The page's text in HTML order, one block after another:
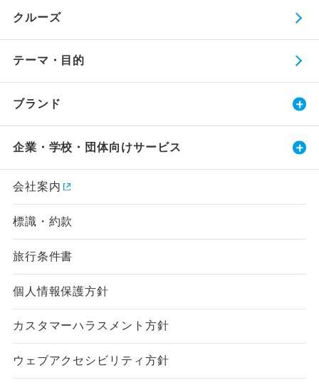
クルーズ
テーマ・目的
ブランド
企業・学校・団体向けサービス
会社案内
標識・約款
旅行条件書
個人情報保護方針
カスタマーハラスメント方針
ウェブアクセシビリティ方針